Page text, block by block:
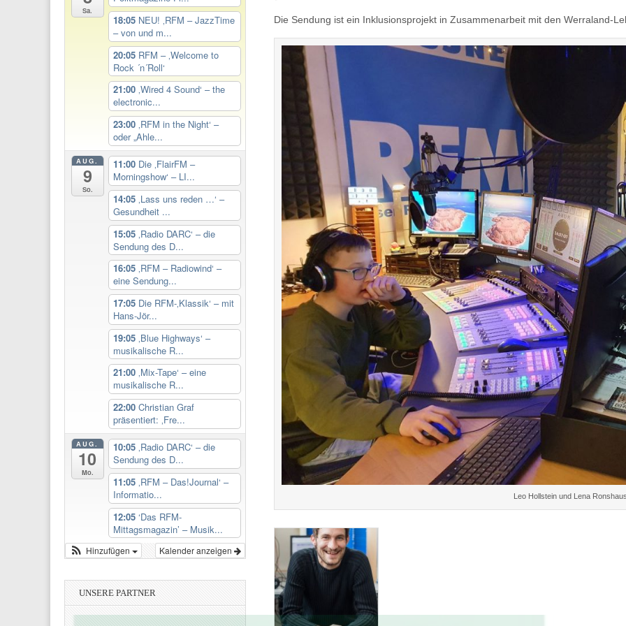
Die Sendung ist ein Inklusionsprojekt in Zusammenarbeit mit den Werraland-
Leo Hollstein und Lena
Sa.
18:05 NEU! ‚RFM – JazzTime
– von und m...
20:05 RFM – ‚Welcome to
Rock ´n´Roll‘
21:00 ‚Wired 4 Sound‘ – the
electronic...
23:00 ‚RFM in the Night‘ –
oder „Ahle...
AUG.
9
So.
11:00 Die ‚FlairFM –
Morningshow‘ – LI...
14:05 ‚Lass uns reden …‘ –
Gesundheit ...
15:05 ‚Radio DARC‘ – die
Sendung des D...
16:05 ‚RFM – Radiowind‘ –
eine Sendung...
17:05 Die RFM-‚Klassik‘ – mit
Hans-Jör...
19:05 ‚Blue Highways‘ –
musikalische R...
21:00 ‚Mix-Tape‘ – eine
musikalische R...
22:00 Christian Graf
präsentiert: ‚Fre...
AUG.
10
Mo.
10:05 ‚Radio DARC‘ – die
Sendung des D...
11:05 ‚RFM – Das!Journal‘ –
Informatio...
12:05 ‘Das RFM-
Mittagsmagazin’ – Musik...
Kalender anzeigen
Hinzufügen
UNSERE PARTNER